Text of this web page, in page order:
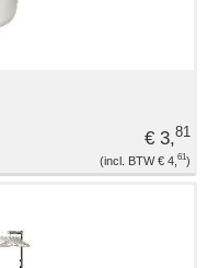
€ 3,81
€ 4, 61